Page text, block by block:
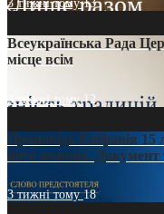
3 тижні тому13
Всеукраїнська Рада
місце всім
3 тижні тому12
Проповідь Епіфанія 15
його амвона. Документ
3 тижні тому18